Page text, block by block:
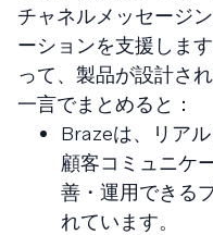
チャネルメッセージ
ーションを支援しま
って、製品が設計され
一言でまとめると：
Brazeは、リア
顧客コミュニケ
善・運用できる
れています。